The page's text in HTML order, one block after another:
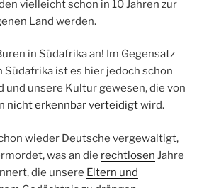
vielleicht schon in 10 Jahren zur
Land werden.
in Südafrika an! Im Gegensatz
Südafrika ist es hier jedoch schon
und unsere Kultur gewesen, die von
nicht erkennbar verteidigtwird.
wieder Deutsche vergewaltigt,
was an die rechtlosen Jahre
die unsere Eltern und